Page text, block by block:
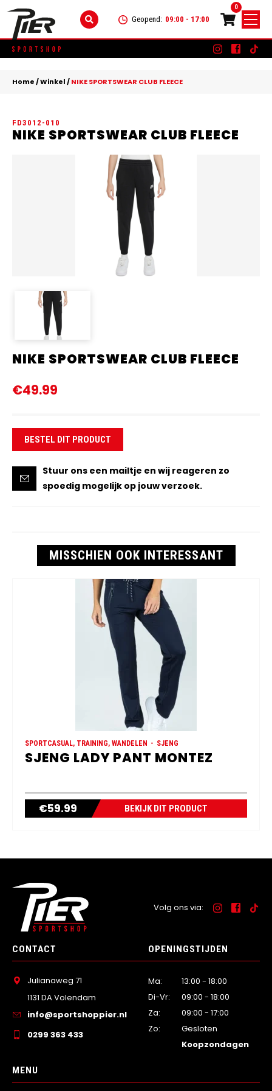
Geopend: 09:00 - 17:00
0
Skip
to
SCHOENEN
KLEDING
KINDEREN
Home/Winkel/NIKE SPORTSWEAR CLUB FLEECE
FD3012-010
NIKE SPORTSWEAR CLUB FLEECE
NIKE SPORTSWEAR CLUB FLEECE
€49.99
BESTEL DIT PRODUCT
Stuur ons een mailtje en wij reageren zo
spoedig mogelijk op jouw verzoek.
MISSCHIEN OOK INTERESSANT
SPORTCASUAL, TRAINING, WANDELEN SJENG
SJENG LADY PANT MONTEZ
€59.99 BEKIJK DIT PRODUCT
Volg ons via:
CONTACT
Julianaweg 71
1131 DA Volendam
info@sportshoppier.nl
0299 363 433
OPENINGSTIJDEN
Ma:
13:00 - 18:00
Di-Vr:
09:00 - 18:00
Za:
09:00 - 17:00
Zo:
Gesloten
Koopzondagen
MENU